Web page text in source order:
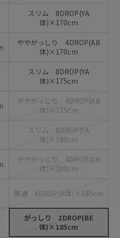
スリム 8DROP(YA
体)×170cm
ややがっしり 4DROP(AB
体)×170cm
スリム 8DROP(YA
体)×175cm
ややがっしり 4DROP(AB
体)×175cm
スリム 8DROP(YA
体)×180cm
ややがっしり 4DROP(AB
体)×180cm
普通 6DROP(A体)×185cm
がっしり 2DROP(BE
体)×185cm